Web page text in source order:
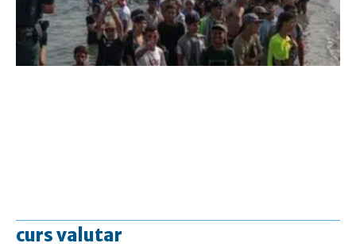
curs valutar